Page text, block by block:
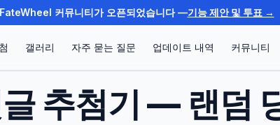
커뮤니티가 오픈되었습니다 —기능 제안 및 투표 →
갤러리 자주 묻는 질문 업데이트 내역 커뮤니티
추첨기 — 랜덤